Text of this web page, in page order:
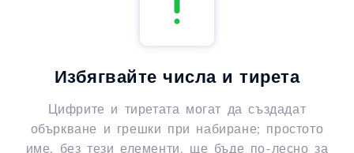
Избягвайте числа и тирета
Цифрите и тиретата могат да създадат
объркване и грешки при набиране; простото
име, без тези елементи, ще бъде по-лесно за